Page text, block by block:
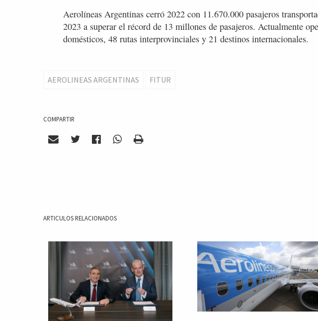
Aerolíneas Argentinas cerró 2022 con 11.670.000 pasajeros
2023 a superar el récord de 13 millones de pasajeros. Actualmente
domésticos, 48 rutas interprovinciales y 21 destinos internacionales.
AEROLINEAS ARGENTINAS FITUR
COMPARTIR
ARTICULOS RELACIONADOS